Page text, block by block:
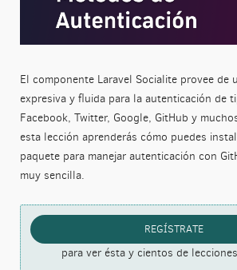
El componente Laravel Socialite provee de
expresiva y fluida para la autenticación de
Facebook, Twitter, Google, GitHub y
esta lección aprenderás cómo puedes
paquete para manejar autenticación con
muy sencilla.
REGÍSTRATE
para ver ésta y cientos de